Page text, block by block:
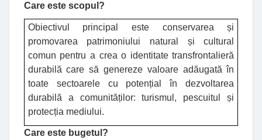
Care este scopul ?
Obiectivul principal este conservarea și
promovarea patrimoniului natural și cultural
comun pentru a crea o identitate transfrontalieră
durabilă care să genereze valoare adăugată în
toate sectoarele cu potențial în dezvoltarea
durabilă a comunităților: turismul, pescuitul și
protecția mediului.
Care este bugetul ?